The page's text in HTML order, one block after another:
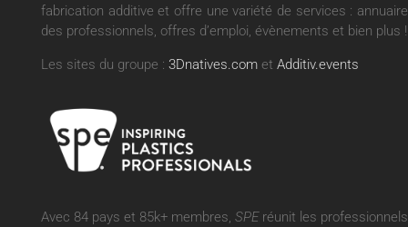
fabrication additive et offre une variété de services : annuaire
des professionnels, offres d’emploi, évènements et bien plus !
Les sites du groupe : 3Dnatives.comet Additiv.events
Avec 84 pays et 85k+ membres, SPEréunit les professionnels